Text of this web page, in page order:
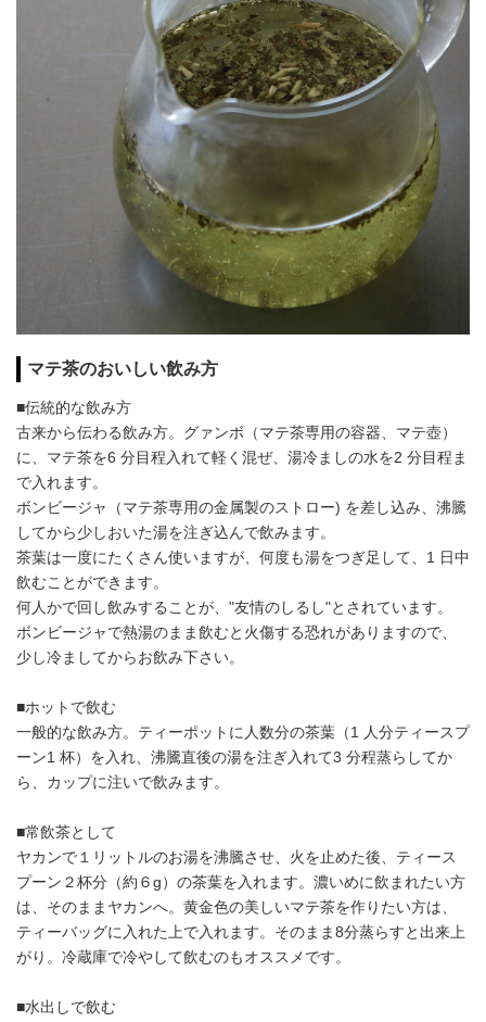
マテ茶のおいしい飲み方
■伝統的な飲み方
古来から伝わる飲み方。グァンボ（マテ茶専用の容器、マテ壺）
に、マテ茶を6 分目程入れて軽く混ぜ、湯冷ましの水を2 分目程ま
で入れます。
ボンビージャ（マテ茶専用の金属製のストロー) を差し込み、沸騰
してから少しおいた湯を注ぎ込んで飲みます。
茶葉は一度にたくさん使いますが、何度も湯をつぎ足して、1 日中
飲むことができます。
何人かで回し飲みすることが、"友情のしるし"とされています。
ボンビージャで熱湯のまま飲むと火傷する恐れがありますので、
少し冷ましてからお飲み下さい。
■ホットで飲む
一般的な飲み方。ティーポットに人数分の茶葉（1 人分ティースプ
ーン1 杯）を入れ、沸騰直後の湯を注ぎ入れて3 分程蒸らしてか
ら、カップに注いで飲みます。
■常飲茶として
ヤカンで１リットルのお湯を沸騰させ、火を止めた後、ティース
プーン２杯分（約６g）の茶葉を入れます。濃いめに飲まれたい方
は、そのままヤカンへ。黄金色の美しいマテ茶を作りたい方は、
ティーバッグに入れた上で入れます。そのまま8分蒸らすと出来上
がり。冷蔵庫で冷やして飲むのもオススメです。
■水出しで飲む